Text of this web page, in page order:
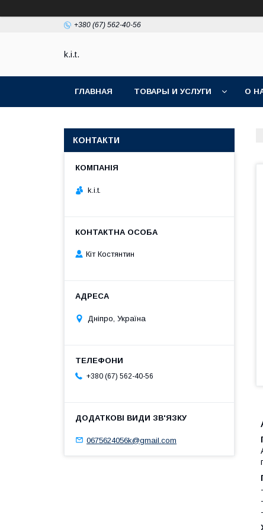
+380 (67) 562-40-56
k.i.t.
ГЛАВНАЯ ТОВАРЫ И УСЛУГИ О
КОНТАКТИ
k.i.t.
Кіт Костянтин
Дніпро, Україна
+380 (67) 562-40-56
0675624056k@gmail.com